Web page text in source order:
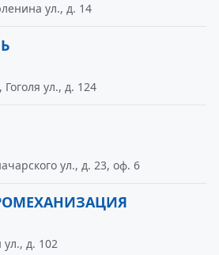
ул., д. 14
ул., д. 124
ул., д. 23, оф. 6
д. 102